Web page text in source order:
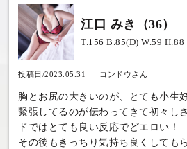
江口 みき（36）
T.156 B.85(D) W.59 H.88
投稿日/2023.05.31 コンドウさん
胸とお尻の大きいのが、とても小生
緊張してるのが伝わってきて初々し
ドではとても良い反応でどエロい！
その後もきっちり気持ち良くしても